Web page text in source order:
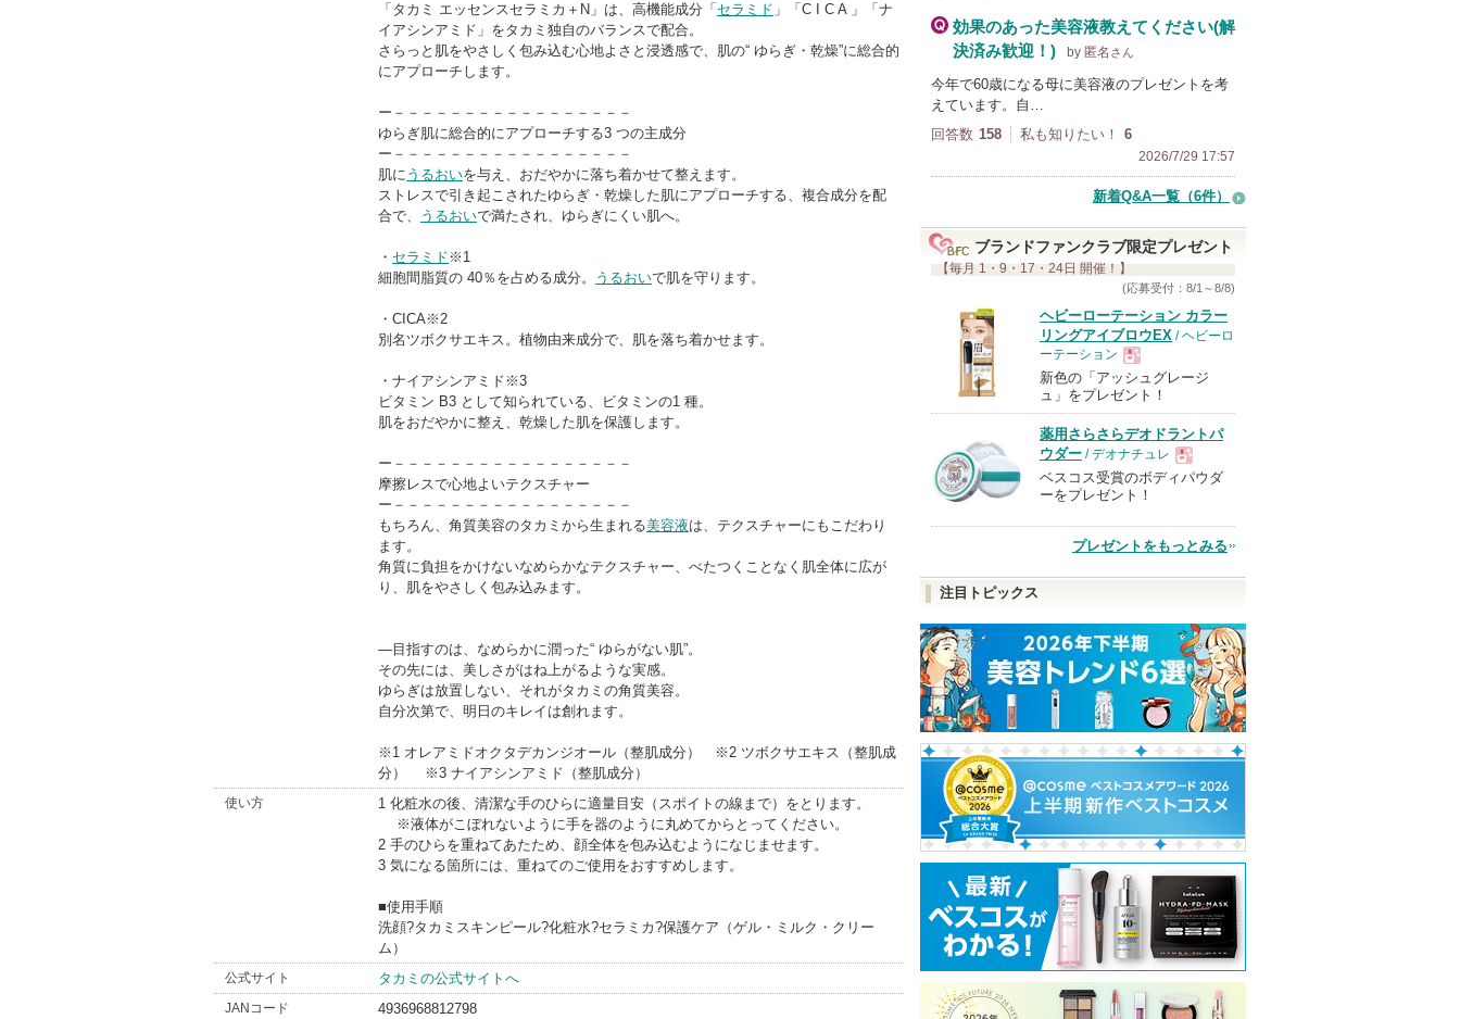
「タカミ エッセンスセラミカ＋N」は、高機能成分「 セラミド 」「C I C A 」「ナ
イアシンアミド」をタカミ独自のバランスで配合。
さらっと肌をやさしく包み込む心地よさと浸透感で、肌の“ ゆらぎ・乾燥”に総合的
にアプローチします。
ー－－－－－－－－－－－－－－－－－
ゆらぎ肌に総合的にアプローチする3 つの主成分
ー－－－－－－－－－－－－－－－－－
肌に うるおいを与え、おだやかに落ち着かせて整えます。
ストレスで引き起こされたゆらぎ・乾燥した肌にアプローチする、複合成分を配
合で、
うるおいで満たされ、ゆらぎにくい肌へ。
・ セラミド ※1
細胞間脂質の 40％を占める成分。
うるおいで肌を守ります。
・CICA※2
別名ツボクサエキス。植物由来成分で、肌を落ち着かせます。
・ナイアシンアミド※3
ビタミン B3 として知られている、ビタミンの1 種。
肌をおだやかに整え、乾燥した肌を保護します。
ー－－－－－－－－－－－－－－－－－
摩擦レスで心地よいテクスチャー
ー－－－－－－－－－－－－－－－－－
もちろん、角質美容のタカミから生まれる美容液は、テクスチャーにもこだわり
ます。
角質に負担をかけないなめらかなテクスチャー、べたつくことなく肌全体に広が
り、肌をやさしく包み込みます。
―目指すのは、なめらかに潤った“ ゆらがない肌”。
その先には、美しさがはね上がるような実感。
ゆらぎは放置しない、それがタカミの角質美容。
自分次第で、明日のキレイは創れます。
※1 オレアミドオクタデカンジオール（整肌成分） ※2 ツボクサエキス（整肌成
分） ※3 ナイアシンアミド（整肌成分）
使い方
1 化粧水の後、清潔な手のひらに適量目安（スポイトの線まで）をとります。
※液体がこぼれないように手を器のように丸めてからとってください。
2 手のひらを重ねてあたため、顔全体を包み込むようになじませます。
3 気になる箇所には、重ねてのご使用をおすすめします。
■使用手順
洗顔?タカミスキンピール?化粧水?セラミカ?保護ケア（ゲル・ミルク・クリー
ム）
公式サイト タカミの公式サイトへ
JANコード 4936968812798
効果のあった美容液教えてください(解
決済み歓迎！)
by 匿名 さん
今年で60歳になる母に美容液のプレゼントを考
えています。自…
回答数 158 私も知りたい！ 6
2026/7/29 17:57
新着Q&A一覧（6件）
ブランドファンクラブ限定プレゼント
【毎月 1・9・17・24日 開催！】
(応募受付：8/1～8/8)
ヘビーローテーション カラー
リングアイブロウEX / ヘビーロ
ーテーション
現
品
新色の「アッシュグレージ
ュ」をプレゼント！
薬用さらさらデオドラントパ
ウダー / デオナチュレ
現
品
ベスコス受賞のボディパウダ
ーをプレゼント！
プレゼントをもっとみる
注目トピックス